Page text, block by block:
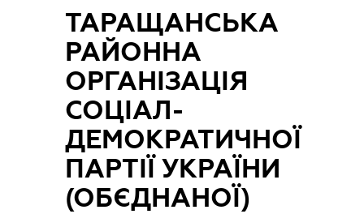
ТАРАЩАНСЬКА
РАЙОННА
ОРГАНІЗАЦІЯ
СОЦІАЛ-
ДЕМОКРАТИЧНОЇ
ПАРТІЇ УКРАЇНИ
(ОБЄДНАНОЇ)